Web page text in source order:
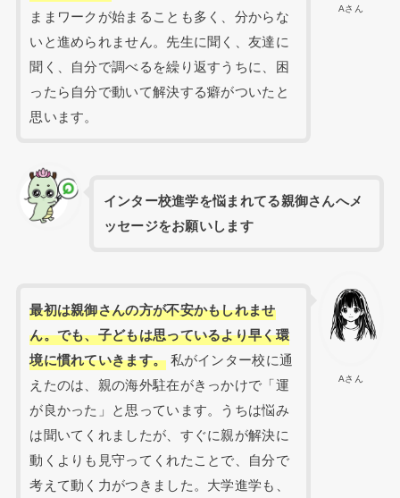
Aさん
ままワークが始まることも多く、分からな
いと進められません。先生に聞く、友達に
聞く、自分で調べるを繰り返すうちに、困
ったら自分で動いて解決する癖がついたと
思います。
インター校進学を悩まれてる親御さんへメ
ッセージをお願いします
Aさん
最初は親御さんの方が不安かもしれませ
ん。でも、子どもは思っているより早く環
境に慣れていきます。 私がインター校に通
えたのは、親の海外駐在がきっかけで「運
が良かった」と思っています。うちは悩み
は聞いてくれましたが、すぐに親が解決に
動くよりも見守ってくれたことで、自分で
考えて動く力がつきました。大学進学も、